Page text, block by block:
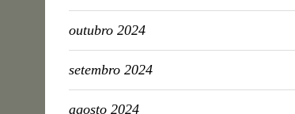
outubro 2024
setembro 2024
agosto 2024